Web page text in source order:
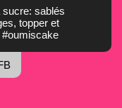
sucre: sablés
topper et